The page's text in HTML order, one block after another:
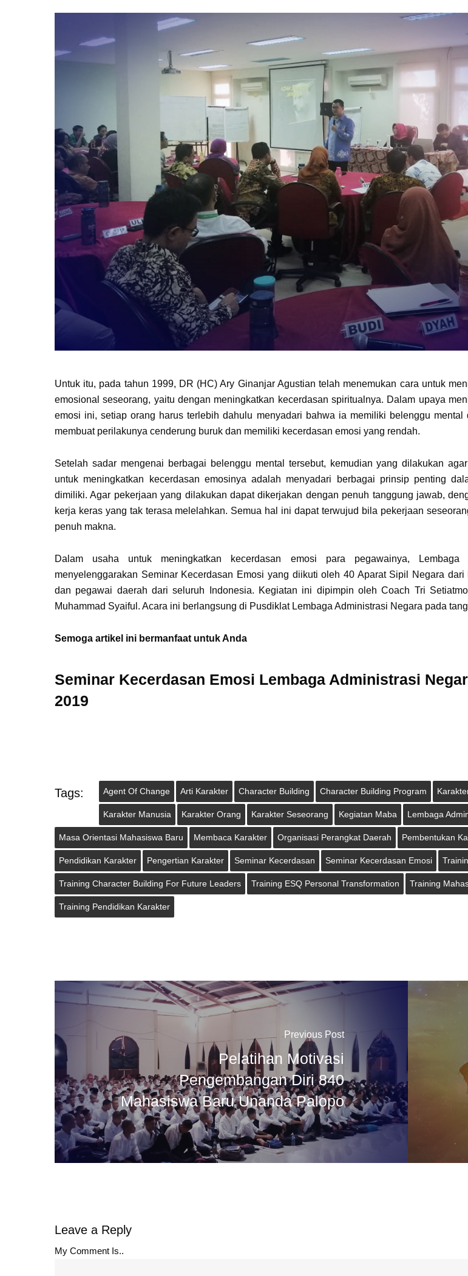
Untuk itu, pada tahun 1999, DR (HC) Ary Ginanjar Agustian telah menemukan cara untuk
emosional seseorang, yaitu dengan meningkatkan kecerdasan spiritualnya. Dalam upaya
emosi ini, setiap orang harus terlebih dahulu menyadari bahwa ia memiliki belenggu mental
membuat perilakunya cenderung buruk dan memiliki kecerdasan emosi yang rendah.
Setelah sadar mengenai berbagai belenggu mental tersebut, kemudian yang dilakukan
untuk meningkatkan kecerdasan emosinya adalah menyadari berbagai prinsip penting
dimiliki. Agar pekerjaan yang dilakukan dapat dikerjakan dengan penuh tanggung jawab,
kerja keras yang tak terasa melelahkan. Semua hal ini dapat terwujud bila pekerjaan
penuh makna.
Dalam usaha untuk meningkatkan kecerdasan emosi para pegawainya, Lembaga
menyelenggarakan Seminar Kecerdasan Emosi yang diikuti oleh 40 Aparat Sipil Negara dari
dan pegawai daerah dari seluruh Indonesia. Kegiatan ini dipimpin oleh Coach Tri
Muhammad Syaiful. Acara ini berlangsung di Pusdiklat Lembaga Administrasi Negara pada
Semoga artikel ini bermanfaat untuk Anda
Seminar Kecerdasan Emosi Lembaga Administrasi
2019
Tags: Agent Of Change Arti Karakter Character Building Character Building Program
Karakter Manusia Karakter Orang Karakter Seseorang Kegiatan Maba Lembaga
Masa Orientasi Mahasiswa Baru Membaca Karakter Organisasi Perangkat Daerah Pembentukan
Pendidikan Karakter Pengertian Karakter Seminar Kecerdasan Seminar Kecerdasan Emosi
Training Character Building For Future Leaders Training ESQ Personal Transformation Training
Training Pendidikan Karakter
Previous Post
Pelatihan Motivasi
Pengembangan Diri 840
Mahasiswa Baru Unanda Palopo
Leave a Reply
My Comment Is..